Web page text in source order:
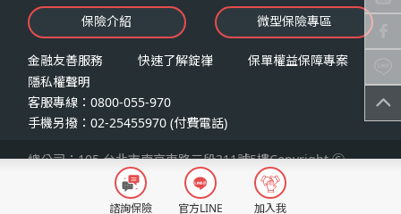
諮詢保險 官方LINE 加入我
影音頻道
業務資源分享
保險介紹 微型保險專區
金融友善服務 快速了解錠嵂
保單權益保障專案
隱私權聲明
客服專線：0800-055-970
手機另撥：02-25455970 (付費電話)
總公司：105 台北市南京東路三段311號5樓Copyright Ⓒ
2026 錠嵂保險經紀人股份有限公司LAW Insurance Broker
Co., Ltd. All Rights Reserved